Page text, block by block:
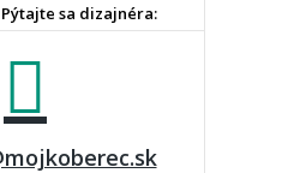
sa dizajnéra: